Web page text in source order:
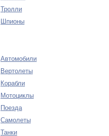
Тролли
Шпионы
Автомобили
Вертолеты
Корабли
Мотоциклы
Поезда
Самолеты
Танки